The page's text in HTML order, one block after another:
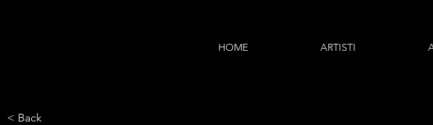
HOME ARTISTI
< Back